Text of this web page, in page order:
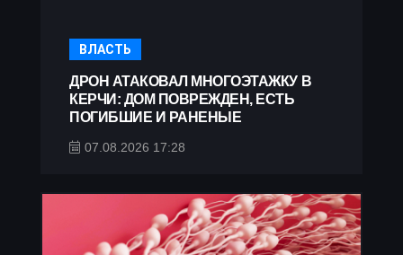
ВЛАСТЬ
ДРОН АТАКОВАЛ МНОГОЭТАЖКУ В
КЕРЧИ: ДОМ ПОВРЕЖДЕН, ЕСТЬ
ПОГИБШИЕ И РАНЕНЫЕ
07.08.2026 17:28